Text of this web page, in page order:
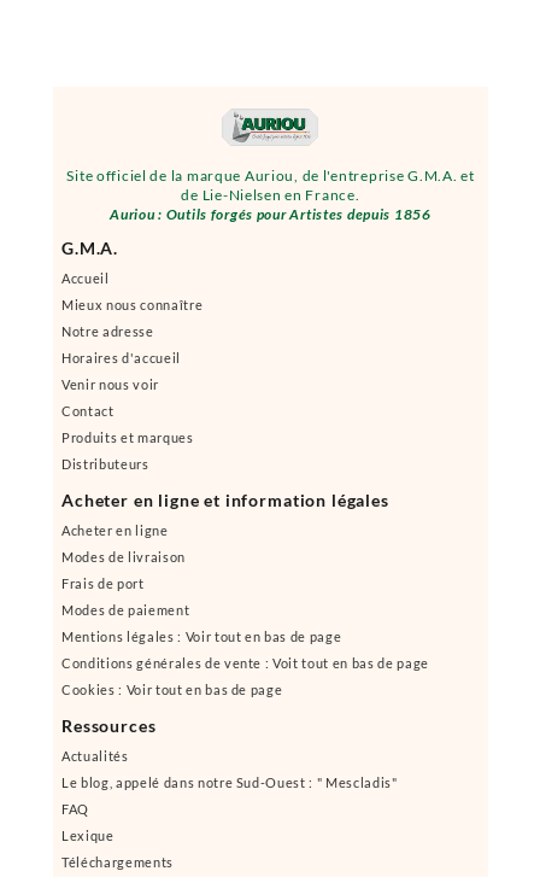
Site officiel de la marque Auriou, de l'entreprise G.M.A. et
de Lie-Nielsen en France.
Auriou : Outils forgés pour Artistes depuis 1856
G.M.A.
Accueil
Mieux nous connaître
Notre adresse
Horaires d'accueil
Venir nous voir
Contact
Produits et marques
Distributeurs
Acheter en ligne et information légales
Acheter en ligne
Modes de livraison
Frais de port
Modes de paiement
Mentions légales : Voir tout en bas de page
Conditions générales de vente : Voit tout en bas de page
Cookies : Voir tout en bas de page
Ressources
Actualités
Le blog, appelé dans notre Sud-Ouest : " Mescladis"
FAQ
Lexique
Téléchargements